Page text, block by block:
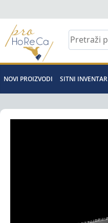
to
content
Pro
Horeca
d.o.o
NOVI PROIZVODI SITNI INVENTAR